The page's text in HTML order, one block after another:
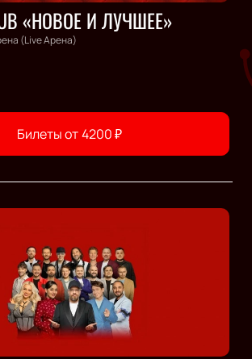
«НОВОЕ И ЛУЧШЕЕ»
(Live Арена)
Билеты от4200₽